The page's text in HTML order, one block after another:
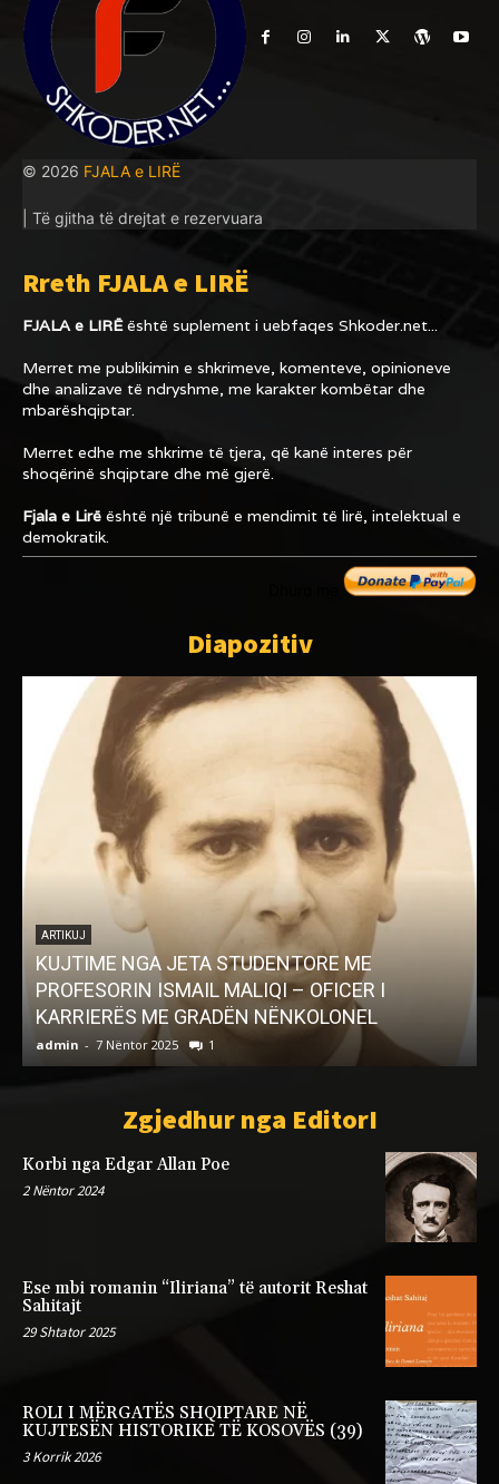
© 2026 FJALA e LIRË
| Të gjitha të drejtat e rezervuara
Rreth FJALA e LIRË
FJALA e LIRËështë suplement i uebfaqes Shkoder.net...
Merret me publikimin e shkrimeve, komenteve, opinioneve
dhe analizave të ndryshme, me karakter kombëtar dhe
mbarëshqiptar.
Merret edhe me shkrime të tjera, që kanë interes për
shoqërinë shqiptare dhe më gjerë.
Fjala e Lirë është një tribunë e mendimit të lirë, intelektual e
demokratik.
Diapozitiv
ARTIKUJ
KUJTIME NGA JETA STUDENTORE ME
PROFESORIN ISMAIL MALIQI – OFICER I
KARRIERËS ME GRADËN NËNKOLONEL
admin - 7 Nëntor 2025 1
Zgjedhur nga EditorI
Korbi nga Edgar Allan Poe
2 Nëntor 2024
Ese mbi romanin “Iliriana” të autorit Reshat
Sahitajt
29 Shtator 2025
ROLI I MËRGATËS SHQIPTARE NË
KUJTESËN HISTORIKE TË KOSOVËS (39)
3 Korrik 2026